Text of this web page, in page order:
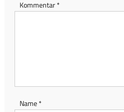
Kommentar*
Name*